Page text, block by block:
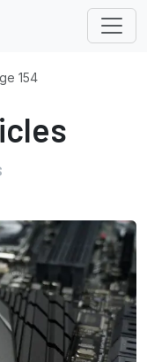
154